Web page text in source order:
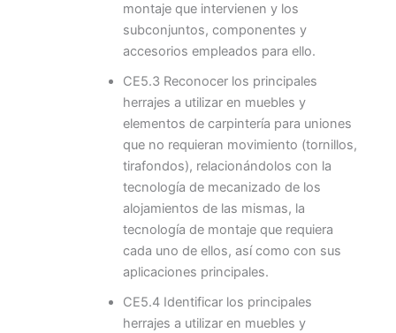
montaje que intervienen y los
subconjuntos, componentes y
accesorios empleados para ello.
CE5.3 Reconocer los principales
herrajes a utilizar en muebles y
elementos de carpintería para uniones
que no requieran movimiento (tornillos,
tirafondos), relacionándolos con la
tecnología de mecanizado de los
alojamientos de las mismas, la
tecnología de montaje que requiera
cada uno de ellos, así como con sus
aplicaciones principales.
CE5.4 Identificar los principales
herrajes a utilizar en muebles y